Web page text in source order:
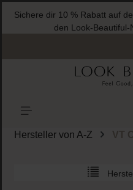
springen
Hersteller von A-Z VT